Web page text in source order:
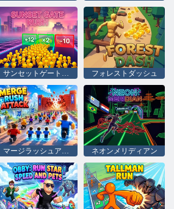
フォレストダッシュ
マージラッシュアタック ネオンメリディアン